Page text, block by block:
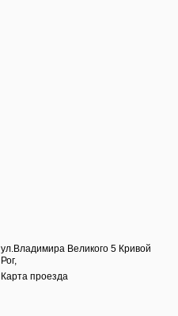
ул.Владимира Великого 5 Кривой
Рог,
Карта проезда